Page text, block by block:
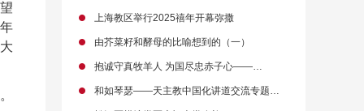
上海教区举行2025禧年开幕弥撒
由芥菜籽和酵母的比喻想到的（一）
抱诚守真牧羊人 为国尽忠赤子心——…
和如琴瑟——天主教中国化讲道交流专题…